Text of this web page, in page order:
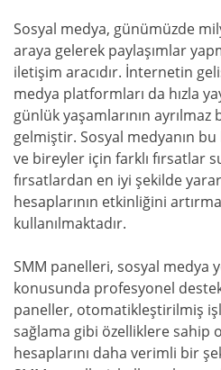
Sosyal medya, günümüzde
araya gelerek paylaşımlar
iletişim aracıdır. İnternetin
medya platformları da hızla
günlük yaşamlarının ayrılmaz
gelmiştir. Sosyal medyanın bu
ve bireyler için farklı fırsatlar
fırsatlardan en iyi şekilde
hesaplarının etkinliğini
kullanılmaktadır.
SMM panelleri, sosyal medya
konusunda profesyonel
paneller, otomatikleştirilmiş
sağlama gibi özelliklere sahip
hesaplarını daha verimli bir